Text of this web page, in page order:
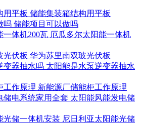
储能集装箱结构用平板
储能项目可以做吗
厄瓜多尔太阳能一体机
华为苏里南双玻光伏板
太阳能是水泵逆变器抽水
新能源厂储能柜工作原理
太阳能风能发电储
尼日利亚太阳能光储